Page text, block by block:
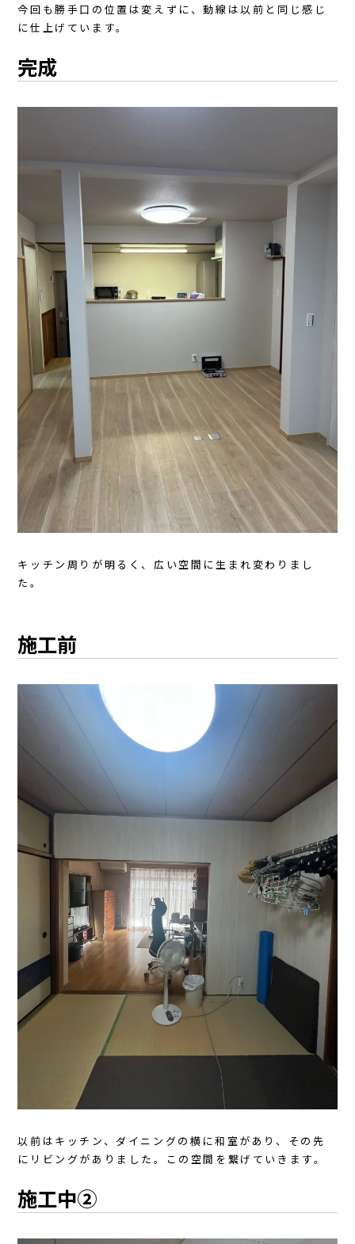
今回も勝手口の位置は変えずに、動線は以前と同じ感じ
に仕上げています。
完成
キッチン周りが明るく、広い空間に生まれ変わりまし
た。
施工前
以前はキッチン、ダイニングの横に和室があり、その先
にリビングがありました。この空間を繋げていきます。
施工中②